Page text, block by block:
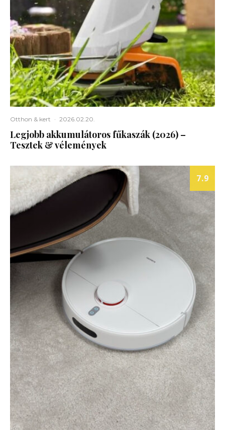
Otthon & kert · 2026.02.20.
Legjobb akkumulátoros fűkaszák (2026) –
Tesztek & vélemények
7.9